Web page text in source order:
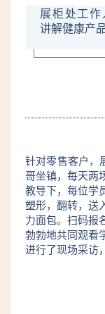
展柜处工作
讲解健康产
针对零售客户，
哥坐镇，每天两
教导下，每位学
塑形，翻转，送
力面包。扫码报
勃勃地共同观看
进行了现场采访